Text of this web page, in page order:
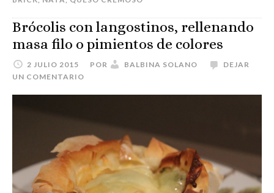
Brócolis con langostinos, rellenando
masa filo o pimientos de colores
2 JULIO 2015 POR BALBINA SOLANO
DEJAR
UN COMENTARIO